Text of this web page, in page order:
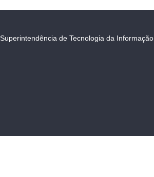
Superintendência de Tecnologia da Informação